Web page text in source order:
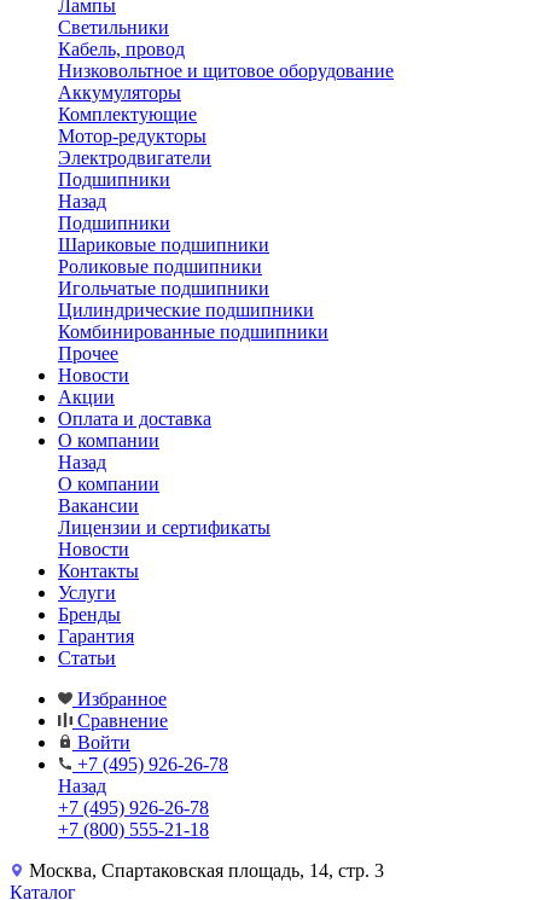
Лампы
Светильники
Кабель, провод
Низковольтное и щитовое оборудование
Аккумуляторы
Комплектующие
Мотор-редукторы
Электродвигатели
Подшипники
Назад
Подшипники
Шариковые подшипники
Роликовые подшипники
Игольчатые подшипники
Цилиндрические подшипники
Комбинированные подшипники
Прочее
Новости
Акции
Оплата и доставка
О компании
Назад
О компании
Вакансии
Лицензии и сертификаты
Новости
Контакты
Услуги
Бренды
Гарантия
Статьи
Избранное
Сравнение
Войти
+7 (495) 926-26-78
Назад
+7 (495) 926-26-78
+7 (800) 555-21-18
Москва, Спартаковская площадь, 14, стр. 3
Каталог